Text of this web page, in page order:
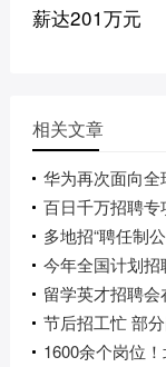
薪达201万元
相关文章
华为再次面向全
百日千万招聘
多地招“聘任制
今年全国计划招
留学英才招聘
节后招工忙 部
1600余个岗位